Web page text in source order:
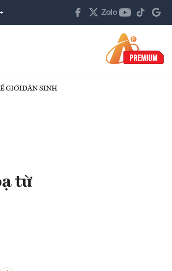
GIỚIDÂN SINH
từ